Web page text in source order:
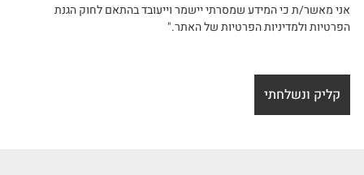
אני מאשר/ת כי המידע שמסרתי יישמר וייעובד בהתאם לחוק הגנת
הפרטיות ולמדיניות הפרטיות של האתר."